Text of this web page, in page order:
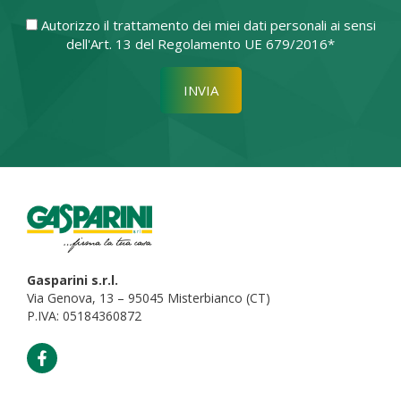
Autorizzo il trattamento dei miei dati personali ai sensi
dell'Art. 13 del Regolamento UE 679/2016*
Si prega di lasciare vuoto
Gasparini s.r.l.
Via Genova, 13 – 95045 Misterbianco (CT)
P.IVA: 05184360872